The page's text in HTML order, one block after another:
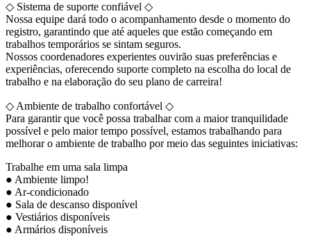
◇ Sistema de suporte confiável ◇
Nossa equipe dará todo o acompanhamento desde o momento do
registro, garantindo que até aqueles que estão começando em
trabalhos temporários se sintam seguros.
Nossos coordenadores experientes ouvirão suas preferências e
experiências, oferecendo suporte completo na escolha do local de
trabalho e na elaboração do seu plano de carreira!
◇ Ambiente de trabalho confortável ◇
Para garantir que você possa trabalhar com a maior tranquilidade
possível e pelo maior tempo possível, estamos trabalhando para
melhorar o ambiente de trabalho por meio das seguintes iniciativas:
Trabalhe em uma sala limpa
● Ambiente limpo!
● Ar-condicionado
● Sala de descanso disponível
● Vestiários disponíveis
● Armários disponíveis